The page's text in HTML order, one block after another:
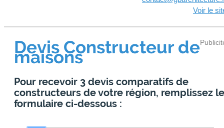
Voir le
Devis Constructeur de
maisons
Pour recevoir 3 devis comparatifs de
constructeurs de votre région, remplissez le
formulaire ci-dessous :